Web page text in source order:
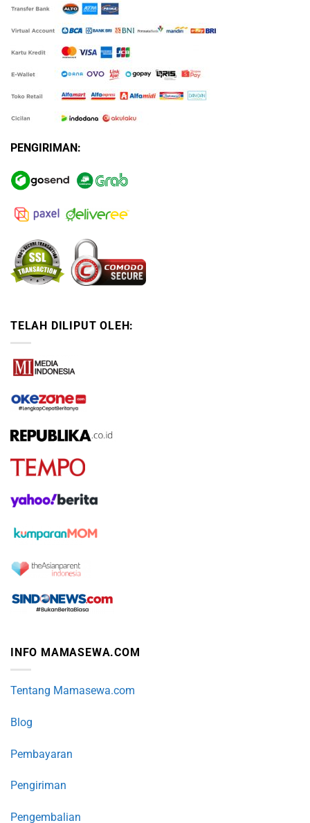
PENGIRIMAN:
TELAH DILIPUT OLEH:
INFO MAMASEWA.COM
Tentang Mamasewa.com
Blog
Pembayaran
Pengiriman
Pengembalian